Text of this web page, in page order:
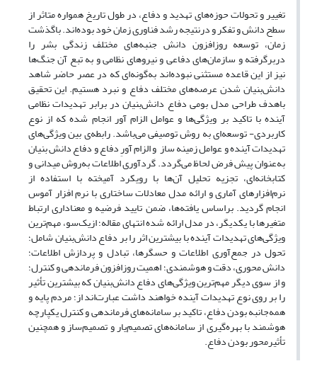
تغییر و تحولات حوزه‌های تهدید و دفاع، در طول تاریخ همواره متاثر از
سطح دانش و تفکر و درنتیجه رشد فناوری زمان خود بوده‌اند. باگذشت
زمان، توسعه روزافزون دانش جنبه‌های مختلف زندگی بشر را
دربرگرفته‌ و سازمان‌های دفاعی و نیروهای نظامی و به تبع آن جنگ‌ها
نیز از این قاعده مستثنی نبوده‌اند به‌گونه‌ای که در عصر حاضر شاهد
دانش‌بنیان شدن عرصه‌های مختلف دفاع و نبرد هستیم. این تحقیق
باهدف طراحی‌ مدل بومی دفاع دانش‌بنیان در برابر تهدیدات نظامی
آینده با تاکید بر ویژگی‌ها و عوامل الزام آور انجام‌ شده که از نوع
کاربردی- توسعه‌ای به روش توصیفی می‌باشد. رابطه‌ی بین ویژگی‌های
تهدیدات آینده و عوامل زمینه ساز و الزام آورِ دفاع و دفاع دانش بنیان
به‌عنوان پیش فرض لحاظ می‌گردد. گردآوری اطلاعات به‌روش میدانی و
کتابخانه‌ای، تجزیه تحلیل آن‌ها با رویکرد آمیخته با استفاده از
نرم‌افزارهای آماری و ارائه مدل معادلات ساختاری با نرم افزار آموس
انجام گردید. براساس یافته‌ها، ضمن تایید فرضیه و معناداری ارتباط
متغیرها با یکدیگر، در مدل ارائه شده انتهای مقاله؛ ازیک‌سو، مهم‌ترین
ویژگی‌های تهدیدات آینده با بیشترین اثر را بر دفاع دانش‌بنیان شامل؛
تحول در جمع‌آوری اطلاعات و حسگر‌ها، تبادل و پردازش اطلاعات؛
دانش محوری، دقت و هوشمندی؛ اهمیت روزافزون فرماندهی و کنترل؛
و از سوی دیگر مهم‌ترین ویژگی‌های دفاع دانش‌بنیان که بیشترین تأثیر
را بر روی نوع تهدیدات آینده خواهند داشت عبارت‌اند از؛ مردم پایه و
همه‌جانبه بودن دفاع، تاکید ‌بر سامانه‌های فرماندهی و کنترل یکپارچه
هوشمند با بهره‌گیری از سامانه‌های تصمیم‌یار و تصمیم‌ساز و همچنین
تأثیر‌محور بودن دفاع.